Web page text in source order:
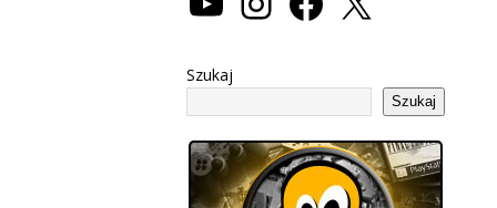
Szukaj
Szukaj